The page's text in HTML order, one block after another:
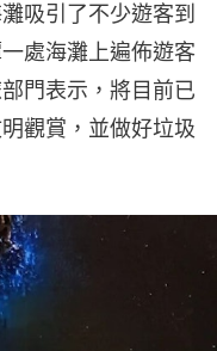
吸引了不少遊客到
處海灘上遍佈遊客
門表示，將目前已
觀賞，並做好垃圾